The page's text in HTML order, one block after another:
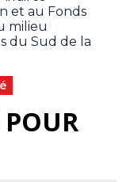
et au Fonds
milieu
du Sud de la